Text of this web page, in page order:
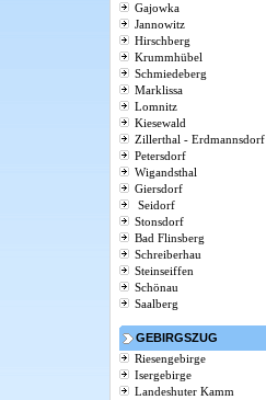
Gajowka
Jannowitz
Hirschberg
Krummhübel
Schmiedeberg
Marklissa
Lomnitz
Kiesewald
Zillerthal - Erdmannsdorf
Petersdorf
Wigandsthal
Giersdorf
Seidorf
Stonsdorf
Bad Flinsberg
Schreiberhau
Steinseiffen
Schönau
Saalberg
GEBIRGSZUG
Riesengebirge
Isergebirge
Landeshuter Kamm